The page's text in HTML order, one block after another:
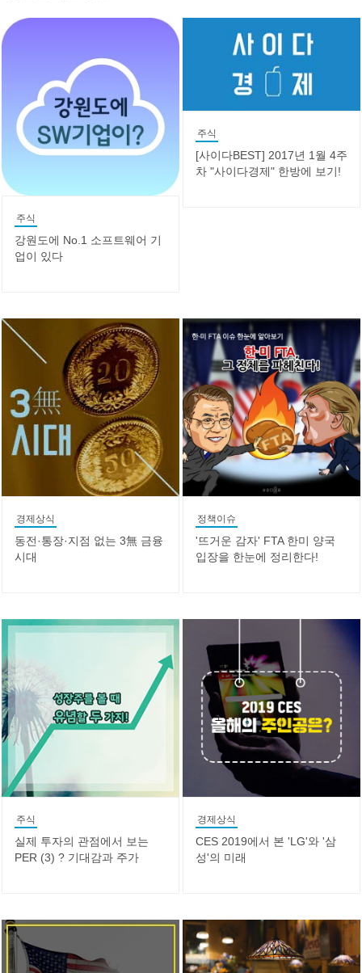
주식
강원도에 No.1 소프트웨어 기
업이 있다
주식
[사이다BEST] 2017년 1월 4주
차 "사이다경제" 한방에 보기!
경제상식
동전·통장·지점 없는 3無 금융
시대
정책이슈
'뜨거운 감자' FTA 한미 양국
입장을 한눈에 정리한다!
주식
실제 투자의 관점에서 보는
PER (3) ? 기대감과 주가
경제상식
CES 2019에서 본 'LG'와 '삼
성'의 미래